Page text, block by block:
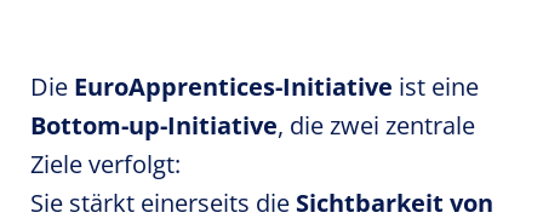
Die EuroApprentices-Initiative ist eine
Bottom-up-Initiative, die zwei zentrale
Ziele verfolgt:
Sie stärkt einerseits die Sichtbarkeit von